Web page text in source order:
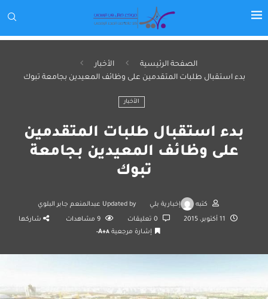
الصفحة الرئيسية
الأخبار
بدء استقبال طلبات المتقدمين على وظائف المعيدين بجامعة تبوك
الأخبار
بدء استقبال طلبات المتقدمين
على وظائف المعيدين بجامعة
تبوك
كتبه إخبارية بلي Updated by عبدالمنعم جابر البلوي
11 أكتوبر، 2015 9 مشاهدات
شاركها
إشارة مرجعية
A+A-